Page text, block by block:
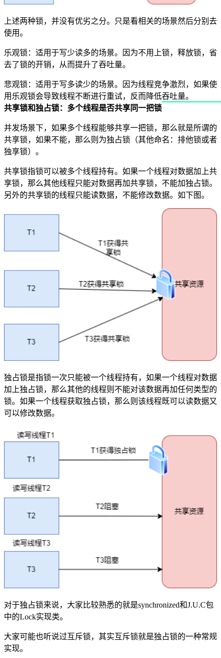
上述两种锁，并没有优劣之分。只是看相关的场景然后分别去
使用。
乐观锁：适用于写少读多的场景。因为不用上锁，释放锁，省
去了锁的开销，从而提升了吞吐量。
悲观锁：适用于写多读少的场景。因为线程竞争激烈，如果使
用乐观锁会导致线程不断进行重试，反而降低吞吐量。
共享锁和独占锁：多个线程是否共享同一把锁
并发场景下，如果多个线程能够共享一把锁，那么就是所谓的
共享锁，如果不能，那么则为独占锁（其他命名：排他锁或者
独享锁）。
共享锁指锁可以被多个线程持有。如果一个线程对数据加上共
享锁，那么其他线程只能对数据再加共享锁，不能加独占锁。
另外的共享锁的线程只能读数据，不能修改数据。如下图。
独占锁是指锁一次只能被一个线程持有，如果一个线程对数据
加上独占锁，那么其他的线程则不能对该数据再加任何类型的
锁。如果一个线程获取独占锁，那么则该线程既可以读数据又
可以修改数据。
对于独占锁来说，大家比较熟悉的就是synchronized和J.U.C包
中的Lock实现类。
大家可能也听说过互斥锁，其实互斥锁就是独占锁的一种常规
实现。